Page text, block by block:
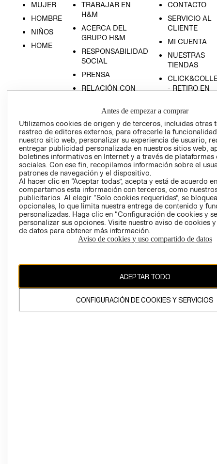
MUJER
HOMBRE
NIÑOS
HOME
TRABAJAR EN
H&M
ACERCA DEL
GRUPO H&M
RESPONSABILIDAD
SOCIAL
PRENSA
RELACIÓN CON
POLÍTICA
EMPRESARIAL
CONTACTO
SERVICIO AL
CLIENTE
MI CUENTA
NUESTRAS
TIENDAS
- RETIRO EN
TÉRMINOS Y
CONDICIONES
AVISO DE
PRIVACIDAD
GIFT CARD
COOKIES
CAMBIAR REGIÓN
El contenido de esta página web está protegido por copyright y es
Antes de empezar a comprar
Utilizamos cookies de origen y de terceros, incluidas otras
rastreo de editores externos, para ofrecerle la
nuestro sitio web, personalizar su experiencia de usuario,
entregar publicidad personalizada en nuestros sitios web,
boletines informativos en Internet y a través de plataformas
sociales. Con ese fin, recopilamos información sobre el
patrones de navegación y el dispositivo.
Al hacer clic en “Aceptar todas”, acepta y está de acuerdo
compartamos esta información con terceros, como
publicitarios. Al elegir “Solo cookies requeridas”, se
opcionales, lo que limita nuestra entrega de contenido y
personalizadas. Haga clic en “Configuración de cookies y
personalizar sus opciones. Visite nuestro aviso de cookies
de datos para obtener más información.
Aviso de cookies y uso compartido de datos
ACEPTAR TODO
CONFIGURACIÓN DE COOKIES Y SERVICIOS